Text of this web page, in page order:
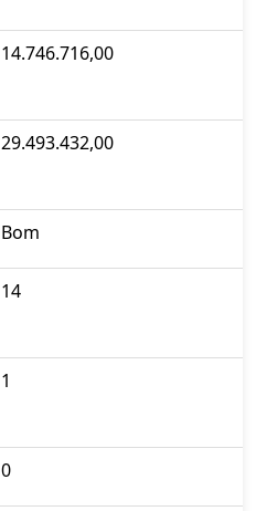
14.746.716,00
29.493.432,00
Bom
14
1
0